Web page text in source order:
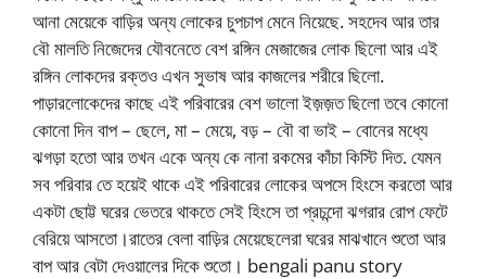
আনা মেয়েকে বাড়ির অন্য লোকের চুপচাপ মেনে নিয়েছে. সহদেব আর তার
বৌ মালতি নিজেদের যৌবনেতে বেশ রঙ্গিন মেজাজের লোক ছিলো আর এই
রঙ্গিন লোকদের রক্তও এখন সুভাষ আর কাজলের শরীরে ছিলো.
পাড়ারলোকেদের কাছে এই পরিবারের বেশ ভালো ইজ়জ়ত ছিলো তবে কোনো
কোনো দিন বাপ – ছেলে, মা – মেয়ে, বড় – বৌ বা ভাই – বোনের মধ্যে
ঝগড়া হতো আর তখন একে অন্য কে নানা রকমের কাঁচা কিস্টি দিত. যেমন
সব পরিবার তে হয়েই থাকে এই পরিবারের লোকের অপসে হিংসে করতো আর
একটা ছোট্ট ঘরের ভেতরে থাকতে সেই হিংসে তা প্রচন্দো ঝগরার রোপ ফেটে
বেরিয়ে আসতো।রাতের বেলা বাড়ির মেয়েছেলেরা ঘরের মাঝখানে শুতো আর
বাপ আর বেটা দেওয়ালের দিকে শুতো। bengali panu story